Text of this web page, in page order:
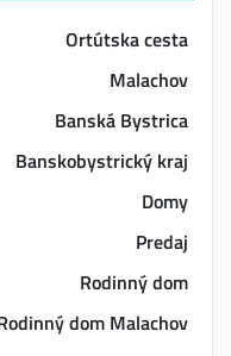
Ortútska cesta
Malachov
Banská Bystrica
Banskobystrický kraj
Domy
Predaj
Rodinný dom
dom Malachov